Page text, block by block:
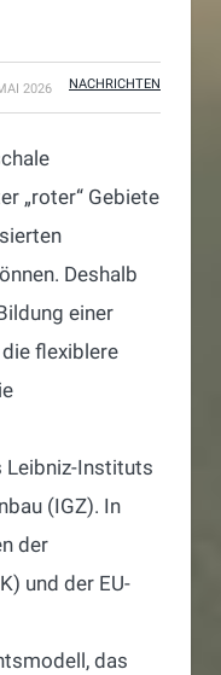
2026 NACHRICHTEN
„roter“ Gebiete
Deshalb
einer
flexiblere
Leibniz-Instituts
(IGZ). In
der
und der EU-
das